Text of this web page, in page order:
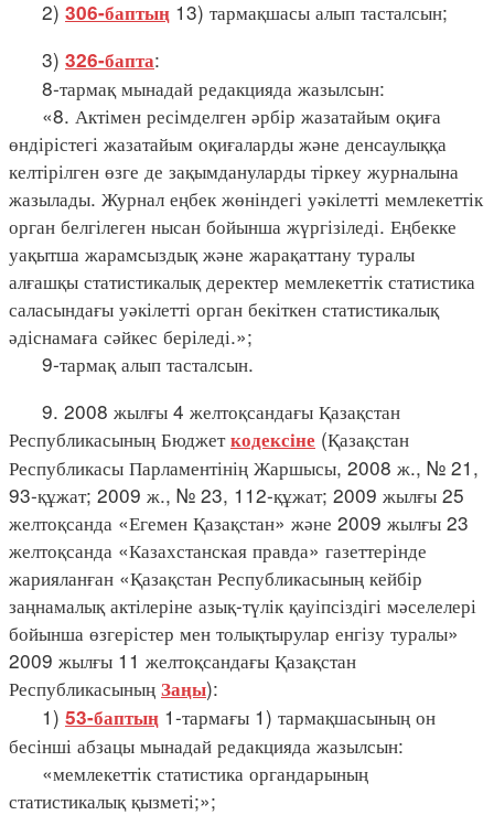
2) 306-баптың 13) тармақшасы алып тасталсын;
3) 326-бапта:
8-тармақ мынадай редакцияда жазылсын:
«8. Актімен ресімделген әрбір жазатайым оқиға
өндірістегі жазатайым оқиғаларды және денсаулыққа
келтірілген өзге де зақымдануларды тіркеу журналына
жазылады. Журнал еңбек жөніндегі уәкілетті мемлекеттік
орган белгілеген нысан бойынша жүргізіледі. Еңбекке
уақытша жарамсыздық және жарақаттану туралы
алғашқы статистикалық деректер мемлекеттік статистика
саласындағы уәкілетті орган бекіткен статистикалық
әдіснамаға сәйкес беріледі.»;
9-тармақ алып тасталсын.
9. 2008 жылғы 4 желтоқсандағы Қазақстан
Республикасының Бюджеткодексіне (Қазақстан
Республикасы Парламентінің Жаршысы, 2008 ж., № 21,
93-құжат; 2009 ж., № 23, 112-құжат; 2009 жылғы 25
желтоқсанда «Егемен Қазақстан» және 2009 жылғы 23
желтоқсанда «Казахстанская правда» газеттерінде
жарияланған «Қазақстан Республикасының кейбір
заңнамалық актілеріне азық-түлік қауіпсіздігі мәселелері
бойынша өзгерістер мен толықтырулар енгізу туралы»
2009 жылғы 11 желтоқсандағы Қазақстан
Республикасының Заңы):
1) 53-баптың 1-тармағы 1) тармақшасының он
бесінші абзацы мынадай редакцияда жазылсын:
«мемлекеттік статистика органдарының
статистикалық қызметі;»;